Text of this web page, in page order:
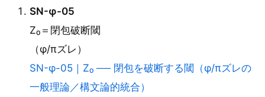
SN-φ-05
Z₀＝閉包破断閾
（φ/πズレ）
SN-φ-05｜Z₀ ── 閉包を破断する閾（φ/πズレの
一般理論／構文論的統合）